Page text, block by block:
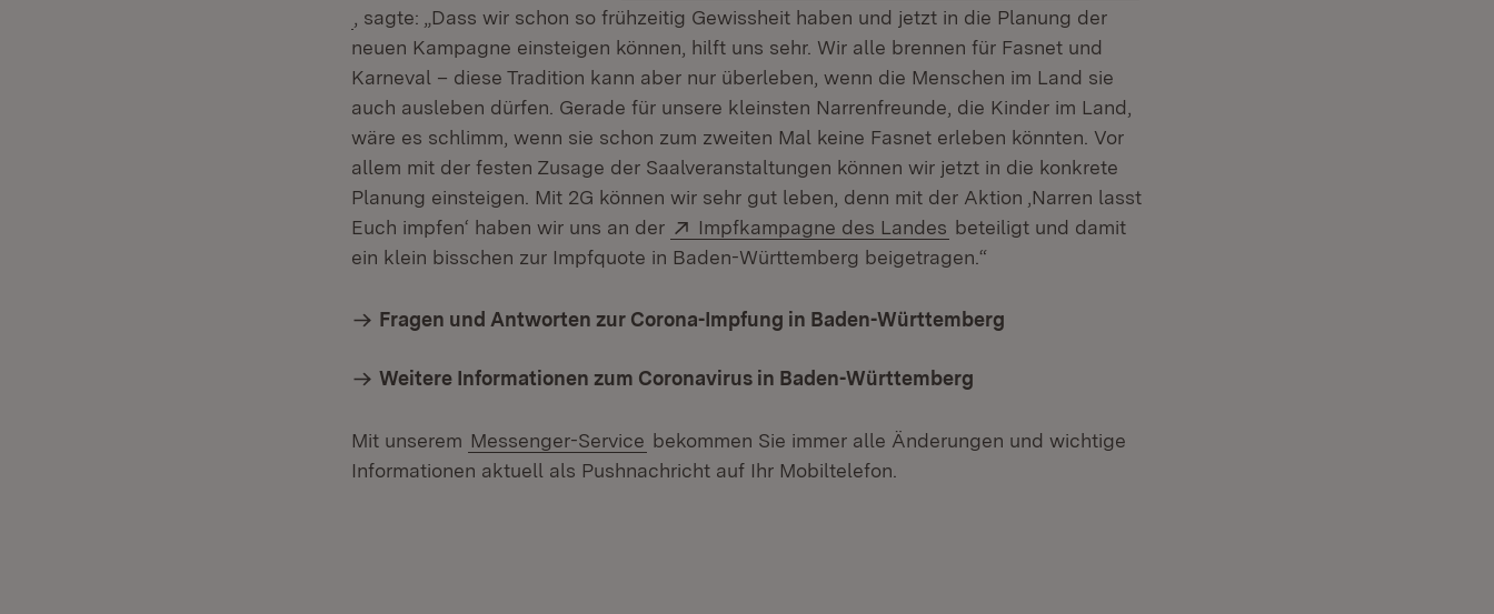
(Öffnet in neuem Fenster)
, sagte: „Dass wir schon so frühzeitig Gewissheit haben und jetzt in die Planung der
neuen Kampagne einsteigen können, hilft uns sehr. Wir alle brennen für Fasnet und
Karneval – diese Tradition kann aber nur überleben, wenn die Menschen im Land sie
auch ausleben dürfen. Gerade für unsere kleinsten Narrenfreunde, die Kinder im Land,
wäre es schlimm, wenn sie schon zum zweiten Mal keine Fasnet erleben könnten. Vor
allem mit der festen Zusage der Saalveranstaltungen können wir jetzt in die konkrete
Planung einsteigen. Mit 2G können wir sehr gut leben, denn mit der Aktion ‚Narren lasst
Euch impfen‘ haben wir uns an der
Extern:
Impfkampagne des Landes (Öffnet in neuem Fenster)
beteiligt und damit
ein klein bisschen zur Impfquote in Baden-Württemberg beigetragen.“
Fragen und Antworten zur Corona-Impfung in Baden-Württemberg
Weitere Informationen zum Coronavirus in Baden-Württemberg
Mit unserem Messenger-Service bekommen Sie immer alle Änderungen und wichtige
Informationen aktuell als Pushnachricht auf Ihr Mobiltelefon.